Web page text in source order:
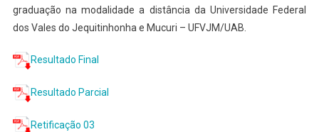
graduação na modalidade a distância da Universidade Federal
dos Vales do Jequitinhonha e Mucuri – UFVJM/UAB.
Resultado Final
Resultado Parcial
Retificação 03